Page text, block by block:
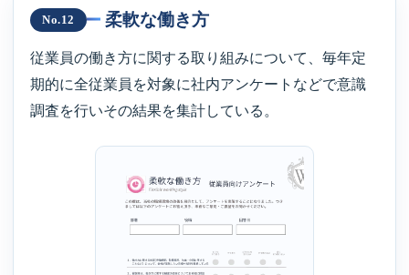
No.12 柔軟な働き方
従業員の働き方に関する取り組みについて、毎年定
期的に全従業員を対象に社内アンケートなどで意識
調査を行いその結果を集計している。